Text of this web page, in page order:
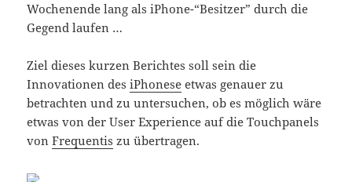
Wochenende lang als iPhone-“Besitzer” durch die
Gegend laufen …
Ziel dieses kurzen Berichtes soll sein die
Innovationen desiPhonese etwas genauer zu
betrachten und zu untersuchen, ob es möglich wäre
etwas von der User Experience auf die Touchpanels
vonFrequentis zu übertragen.